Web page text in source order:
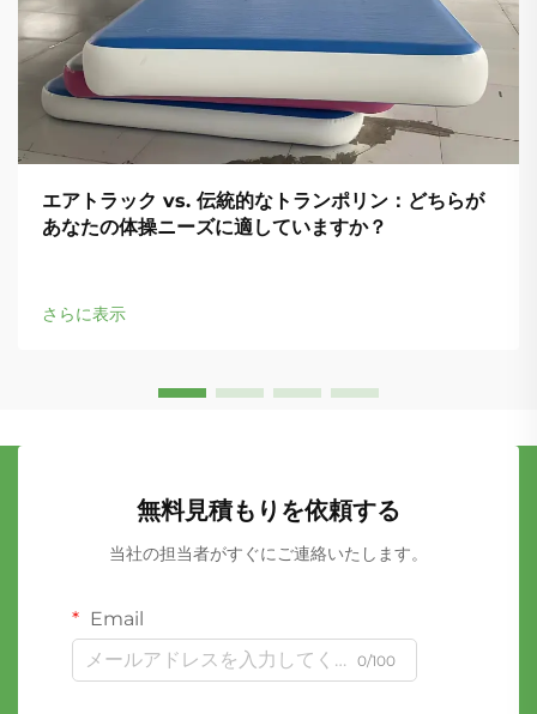
エアトラック vs. 伝統的なトランポリン：どちらが
あなたの体操ニーズに適していますか？
さらに表示
無料見積もりを依頼する
当社の担当者がすぐにご連絡いたします。
Email
0/100